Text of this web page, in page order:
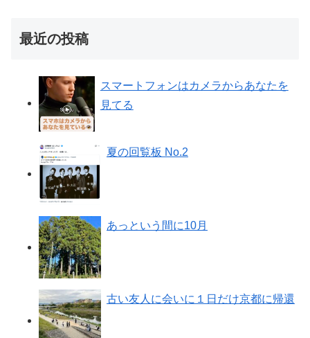
最近の投稿
スマートフォンはカメラからあなたを
見てる
夏の回覧板 No.2
あっという間に10月
古い友人に会いに１日だけ京都に帰還